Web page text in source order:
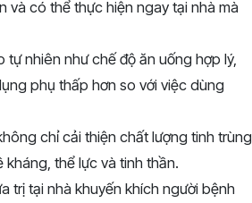
và có thể thực hiện ngay tại nhà mà
nhiên như chế độ ăn uống hợp lý,
phụ thấp hơn so với việc dùng
chỉ cải thiện chất lượng tinh trùng
thể lực và tinh thần.
trị tại nhà khuyến khích người bệnh